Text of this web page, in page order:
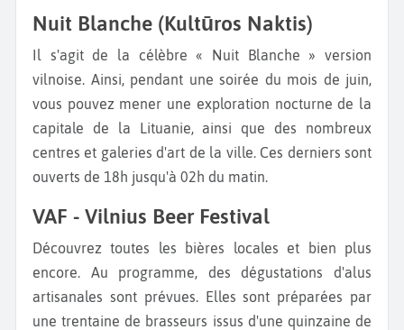
Nuit Blanche (Kultūros Naktis)
Il s'agit de la célèbre « Nuit Blanche » version
vilnoise. Ainsi, pendant une soirée du mois de juin,
vous pouvez mener une exploration nocturne de la
capitale de la Lituanie, ainsi que des nombreux
centres et galeries d'art de la ville. Ces derniers sont
ouverts de 18h jusqu'à 02h du matin.
VAF - Vilnius Beer Festival
Découvrez toutes les bières locales et bien plus
encore. Au programme, des dégustations d'alus
artisanales sont prévues. Elles sont préparées par
une trentaine de brasseurs issus d'une quinzaine de